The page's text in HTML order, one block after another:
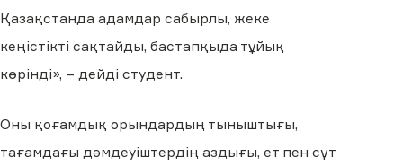
Қазақстанда адамдар сабырлы, жеке
кеңістікті сақтайды, бастапқыда тұйық
көрінді», – дейді студент.
Оны қоғамдық орындардың тыныштығы,
тағамдағы дәмдеуіштердің аздығы, ет пен сүт